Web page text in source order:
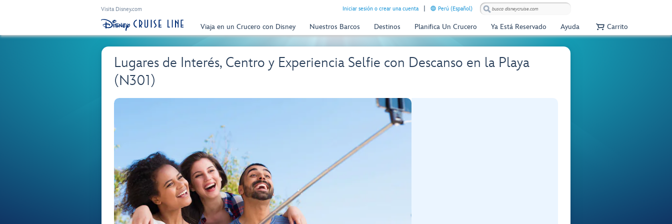
Visita Disney.com Iniciar sesión o crear una cuenta Perú (Español)
Viaja en un Crucero con Disney Nuestros Barcos Destinos Planifica Un Crucero Ya Está Reservado Ayuda Carrito
Lugares de Interés, Centro y Experiencia Selfie con Descanso en la Playa
(N301)